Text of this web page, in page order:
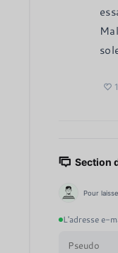
1
Section
Pour
L'adresse e-